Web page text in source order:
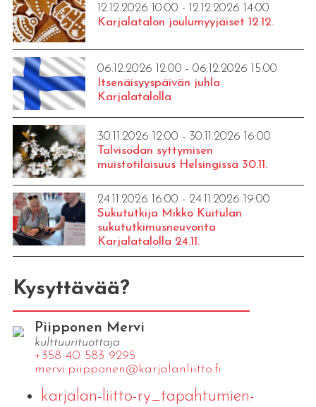
12.12.2026 10:00 - 12.12.2026 14:00
Karjalatalon joulumyyjäiset 12.12.
06.12.2026 12:00 - 06.12.2026 15:00
Itsenäisyyspäivän juhla
Karjalatalolla
30.11.2026 12:00 - 30.11.2026 16:00
Talvisodan syttymisen
muistotilaisuus Helsingissä 30.11.
24.11.2026 16:00 - 24.11.2026 19:00
Sukututkija Mikko Kuitulan
sukututkimusneuvonta
Karjalatalolla 24.11.
Kysyttävää?
Piipponen Mervi
kulttuurituottaja
+358 40 583 9295
mervi.​piipponen@​kar​jala​nlii​tto.​fi
karjalan-liitto-ry_tapahtumien-